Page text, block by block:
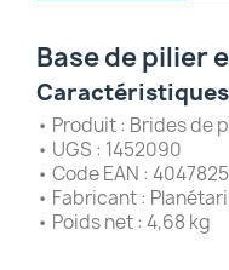
Base de pilier
• Produit : Brides de
• UGS : 1452090
• Code EAN :
• Fabricant :
• Poids net : 4,68 kg